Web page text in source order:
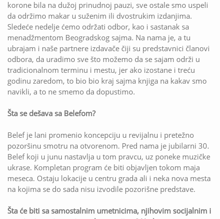
korone bila na dužoj prinudnoj pauzi, sve ostale smo uspeli
da održimo makar u suženim ili dvostrukim izdanjima.
Sledeće nedelje ćemo održati odbor, kao i sastanak sa
menadžmentom Beogradskog sajma. Na nama je, a tu
ubrajam i naše partnere izdavače čiji su predstavnici članovi
odbora, da uradimo sve što možemo da se sajam održi u
tradicionalnom terminu i mestu, jer ako izostane i treću
godinu zaredom, to bio bio kraj sajma knjiga na kakav smo
navikli, a to ne smemo da dopustimo.
Šta se dešava sa Belefom?
Belef je lani promenio koncepciju u revijalnu i pretežno
pozoršinu smotru na otvorenom. Pred nama je jubilarni 30.
Belef koji u junu nastavlja u tom pravcu, uz poneke muzičke
ukrase. Kompletan program će biti objavljen tokom maja
meseca. Ostaju lokacije u centru grada ali i neka nova mesta
na kojima se do sada nisu izvodile pozorišne predstave.
Šta će biti sa samostalnim umetnicima, njihovim socijalnim i